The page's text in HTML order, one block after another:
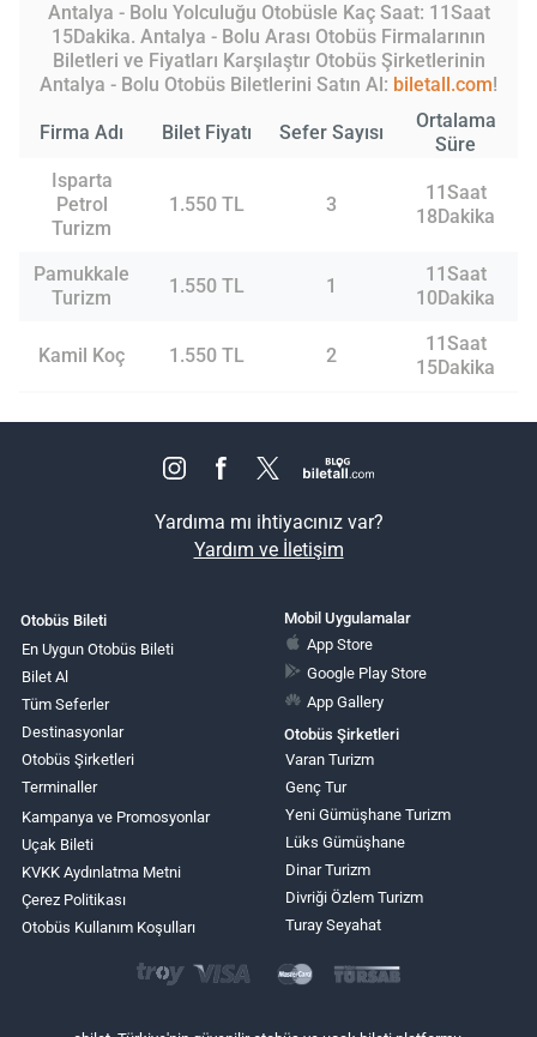
Antalya - Bolu Yolculuğu Otobüsle Kaç Saat: 11Saat
15Dakika. Antalya - Bolu Arası Otobüs Firmalarının
Biletleri ve Fiyatları Karşılaştır Otobüs Şirketlerinin
Antalya - Bolu Otobüs Biletlerini Satın Al: biletall.com!
Firma Adı Bilet Fiyatı Sefer Sayısı
Ortalama
Süre
Isparta
Petrol
Turizm
1.550 TL 3
11Saat
18Dakika
Pamukkale
Turizm
1.550 TL 1
11Saat
10Dakika
Kamil Koç 1.550 TL 2
11Saat
15Dakika
Yardıma mı ihtiyacınız var?
Yardım ve İletişim
Otobüs Bileti
En Uygun Otobüs Bileti
Bilet Al
Tüm Seferler
Destinasyonlar
Otobüs Şirketleri
Terminaller
Kampanya ve Promosyonlar
Uçak Bileti
KVKK Aydınlatma Metni
Çerez Politikası
Otobüs Kullanım Koşulları
Mobil Uygulamalar
App Store
Google Play Store
App Gallery
Otobüs Şirketleri
Varan Turizm
Genç Tur
Yeni Gümüşhane Turizm
Lüks Gümüşhane
Dinar Turizm
Divriği Özlem Turizm
Turay Seyahat